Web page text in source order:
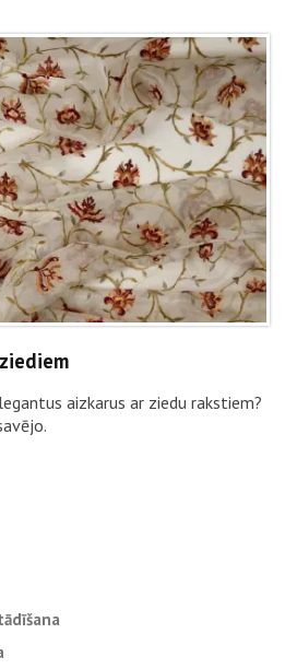
aizkarus ar ziedu rakstiem?